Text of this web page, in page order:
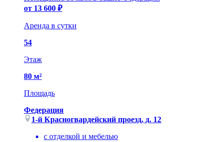
от 13 600 ₽
Аренда в сутки
54
Этаж
80 м²
Площадь
Федерация
1-й Красногвардейский проезд, д. 12
с отделкой и мебелью